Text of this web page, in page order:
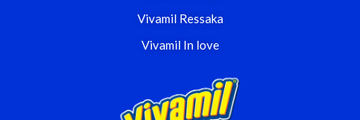
Vivamil Ressaka
Vivamil In love